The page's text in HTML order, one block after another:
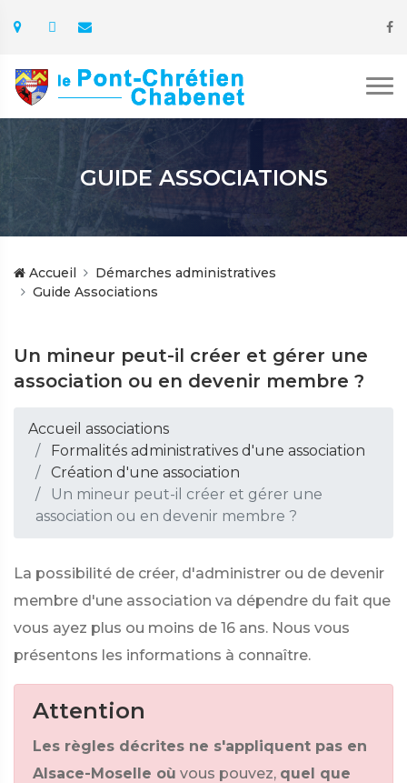
GUIDE ASSOCIATIONS
Accueil
Démarches administratives
Guide Associations
Un mineur peut-il créer et gérer une
association ou en devenir membre ?
Accueil associations
Formalités administratives d'une association
Création d'une association
Un mineur peut-il créer et gérer une
association ou en devenir membre ?
La possibilité de créer, d'administrer ou de devenir
membre d'une association va dépendre du fait que
vous ayez plus ou moins de 16 ans. Nous vous
présentons les informations à connaître.
Attention
Les règles décrites ne s'appliquent pas en
Alsace-Moselle où vous pouvez, quel que